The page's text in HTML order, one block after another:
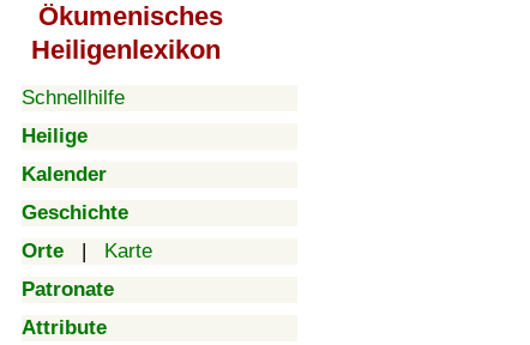
Ökumenisches
Heiligenlexikon
Schnellhilfe
Heilige
Kalender
Geschichte
Orte | Karte
Patronate
Attribute